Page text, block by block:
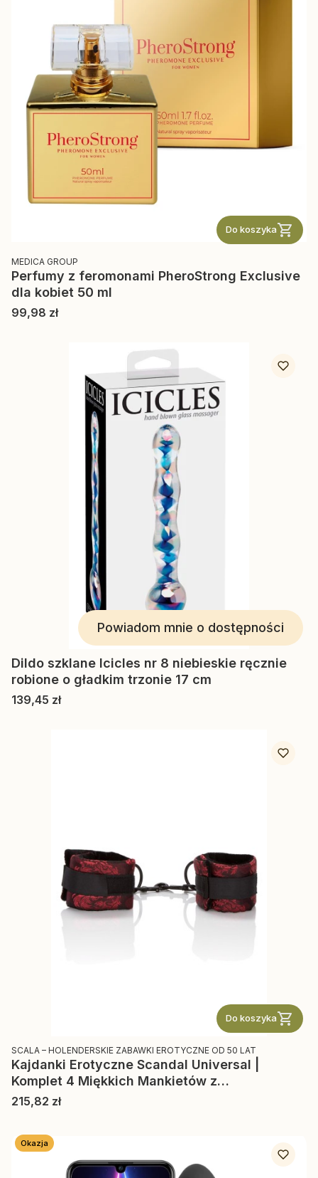
Do koszyka
PRODUCENT
MEDICA GROUP
Perfumy z feromonami PheroStrong Exclusive
dla kobiet 50 ml
Cena
99,98 zł
Powiadom mnie o dostępności
Dildo szklane Icicles nr 8 niebieskie ręcznie
robione o gładkim trzonie 17 cm
Cena
139,45 zł
Do koszyka
PRODUCENT
SCALA – HOLENDERSKIE ZABAWKI EROTYCZNE OD 50 LAT
Kajdanki Erotyczne Scandal Universal |
Komplet 4 Miękkich Mankietów z
Karabińczykami
Cena
215,82 zł
Okazja